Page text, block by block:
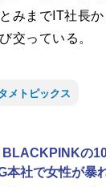
みまでIT社長
交っている。
メトピックス
BLACKPINKの
本社で女性が暴